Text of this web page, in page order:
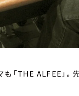
「THE ALFEE 」